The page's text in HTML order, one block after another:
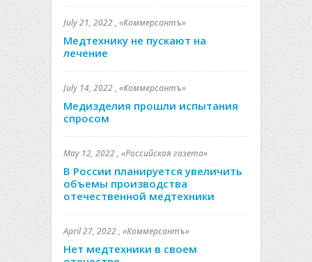
July 21, 2022 , «Коммерсантъ»
Медтехнику не пускают на
лечение
July 14, 2022 , «Коммерсантъ»
Медизделия прошли испытания
спросом
May 12, 2022 , «Российская газета»
В России планируется увеличить
объемы производства
отечественной медтехники
April 27, 2022 , «Коммерсантъ»
Нет медтехники в своем